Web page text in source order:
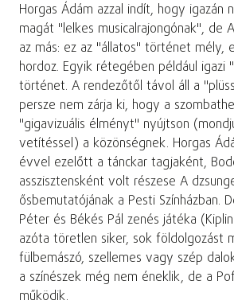
Horgas Ádám azzal indít, hogy igazán
magát "lelkes musicalrajongónak", de
az más: ez az "állatos" történet mély,
hordoz. Egyik rétegében például igazi
történet. A rendezőtől távol áll a
persze nem zárja ki, hogy a
"gigavizuális élményt" nyújtson
vetítéssel) a közönségnek. Horgas
évvel ezelőtt a tánckar tagjaként,
asszisztensként volt részese A
ősbemutatójának a Pesti Színházban.
Péter és Békés Pál zenés játéka
azóta töretlen siker, sok földolgozást
fülbemászó, szellemes vagy szép
a színészek még nem éneklik, de a
működik.